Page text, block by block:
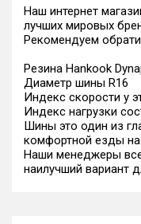
Наш интернет
лучших мировых
Рекомендуем
Резина Hankook
Диаметр шины R16
Индекс скорости у
Индекс нагрузки
Шины это один из
комфортной езды на
Наши менеджеры
наилучший вариант